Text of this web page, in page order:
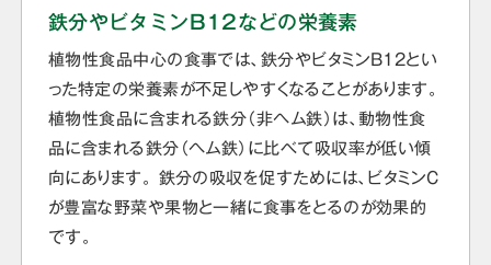
鉄分やビタミンB12などの栄養素
植物性食品中心の食事では、鉄分やビタミンB12とい
った特定の栄養素が不足しやすくなることがあります。
植物性食品に含まれる鉄分（非ヘム鉄）は、動物性食
品に含まれる鉄分（ヘム鉄）に比べて吸収率が低い傾
向にあります。 鉄分の吸収を促すためには、ビタミンC
が豊富な野菜や果物と一緒に食事をとるのが効果的
です。